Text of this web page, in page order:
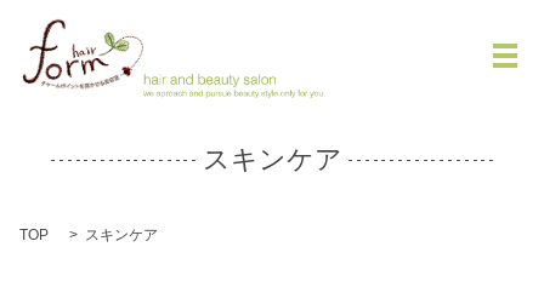
メ
スキンケア
TOP スキンケア